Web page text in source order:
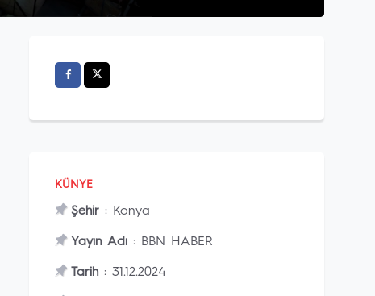
KÜNYE
Şehir : Konya
Yayın Adı : BBN HABER
Tarih : 31.12.2024